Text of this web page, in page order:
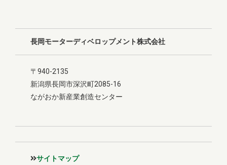
長岡モーターディベロップメント株式会社
〒940-2135
新潟県長岡市深沢町2085-16
ながおか新産業創造センター
サイトマップ